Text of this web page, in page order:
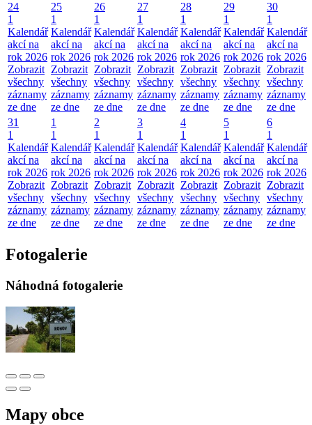
24
1
Kalendář
akcí na
rok 2026
Zobrazit
všechny
záznamy
ze dne
25
1
Kalendář
akcí na
rok 2026
Zobrazit
všechny
záznamy
ze dne
26
1
Kalendář
akcí na
rok 2026
Zobrazit
všechny
záznamy
ze dne
27
1
Kalendář
akcí na
rok 2026
Zobrazit
všechny
záznamy
ze dne
28
1
Kalendář
akcí na
rok 2026
Zobrazit
všechny
záznamy
ze dne
29
1
Kalendář
akcí na
rok 2026
Zobrazit
všechny
záznamy
ze dne
30
1
Kalendář
akcí na
rok 2026
Zobrazit
všechny
záznamy
ze dne
31
1
Kalendář
akcí na
rok 2026
Zobrazit
všechny
záznamy
ze dne
1
1
Kalendář
akcí na
rok 2026
Zobrazit
všechny
záznamy
ze dne
2
1
Kalendář
akcí na
rok 2026
Zobrazit
všechny
záznamy
ze dne
3
1
Kalendář
akcí na
rok 2026
Zobrazit
všechny
záznamy
ze dne
4
1
Kalendář
akcí na
rok 2026
Zobrazit
všechny
záznamy
ze dne
5
1
Kalendář
akcí na
rok 2026
Zobrazit
všechny
záznamy
ze dne
6
1
Kalendář
akcí na
rok 2026
Zobrazit
všechny
záznamy
ze dne
Fotogalerie
Náhodná fotogalerie
Mapy obce